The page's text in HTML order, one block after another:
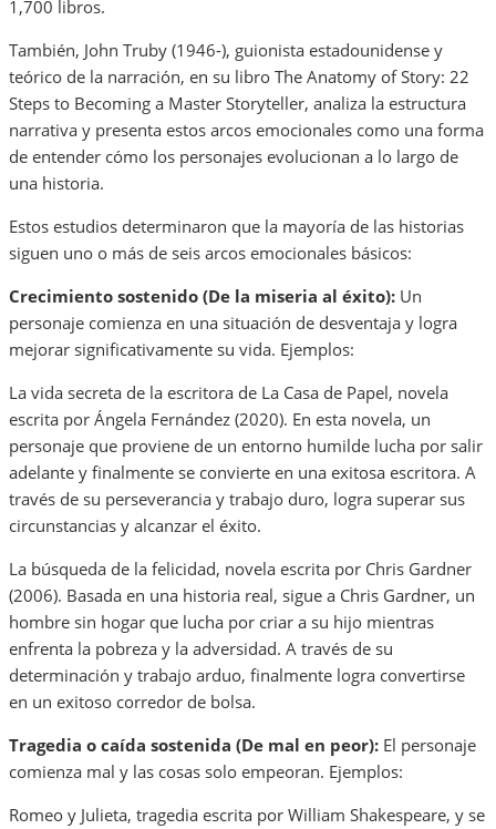
1,700 libros.
También, John Truby (1946-), guionista estadounidense y
teórico de la narración, en su libro The Anatomy of Story: 22
Steps to Becoming a Master Storyteller, analiza la estructura
narrativa y presenta estos arcos emocionales como una forma
de entender cómo los personajes evolucionan a lo largo de
una historia.
Estos estudios determinaron que la mayoría de las historias
siguen uno o más de seis arcos emocionales básicos:
Crecimiento sostenido (De la miseria al éxito): Un
personaje comienza en una situación de desventaja y logra
mejorar significativamente su vida. Ejemplos:
La vida secreta de la escritora de La Casa de Papel, novela
escrita por Ángela Fernández (2020). En esta novela, un
personaje que proviene de un entorno humilde lucha por salir
adelante y finalmente se convierte en una exitosa escritora. A
través de su perseverancia y trabajo duro, logra superar sus
circunstancias y alcanzar el éxito.
La búsqueda de la felicidad, novela escrita por Chris Gardner
(2006). Basada en una historia real, sigue a Chris Gardner, un
hombre sin hogar que lucha por criar a su hijo mientras
enfrenta la pobreza y la adversidad. A través de su
determinación y trabajo arduo, finalmente logra convertirse
en un exitoso corredor de bolsa.
Tragedia o caída sostenida (De mal en peor): El personaje
comienza mal y las cosas solo empeoran. Ejemplos:
Romeo y Julieta, tragedia escrita por William Shakespeare, y se